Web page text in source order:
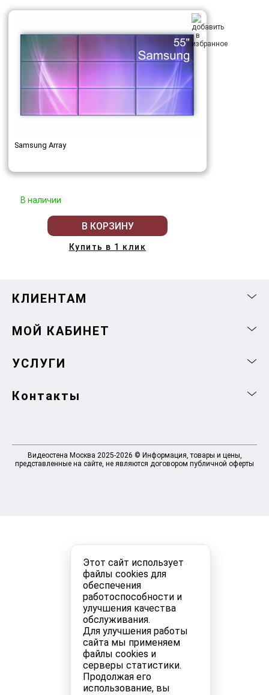
Этот сайт использует
файлы cookies для
обеспечения
работоспособности и
улучшения качества
обслуживания.
Для улучшения работы
сайта мы применяем
файлы cookies и
серверы статистики.
Продолжая его
использование, вы
Samsung Array
В наличии
В КОРЗИНУ
Купить в 1 клик
КЛИЕНТАМ
МОЙ КАБИНЕТ
УСЛУГИ
Контакты
Видеостена Москва 2025-2026 © Информация, товары и цены,
представленные на сайте, не являются договором публичной оферты